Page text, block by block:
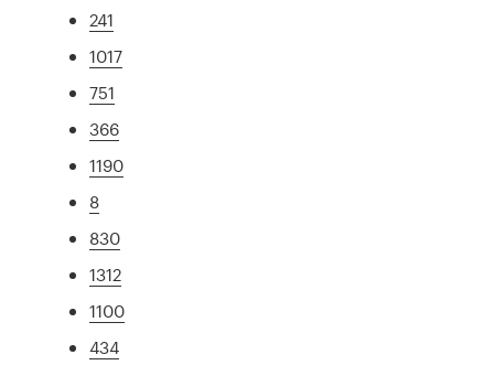
241
1017
751
366
1190
8
830
1312
1100
434